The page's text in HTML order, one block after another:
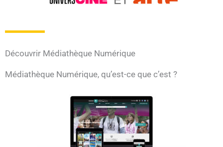
Découvrir Médiathèque Numérique
Médiathèque Numérique, qu’est-ce que c’est ?